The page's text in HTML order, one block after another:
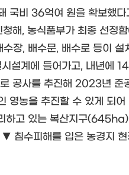
국비 36억여 원을 확보했
해, 농식품부가 최종 선정
, 배수문, 배수로 등이 설
설계에 들어가고, 내년에
공사를 추진해 2023년 준
영농을 추진할 수 있게 되
하고 있는 복산지구
침수피해를 입은 농경지